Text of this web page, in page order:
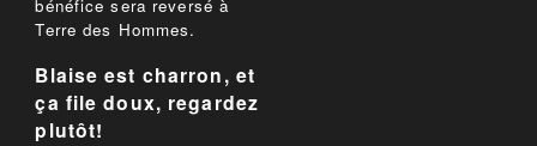
bénéfice sera reversé à
Terre des Hommes.
Blaise est charron, et
ça file doux, regardez
plutôt!